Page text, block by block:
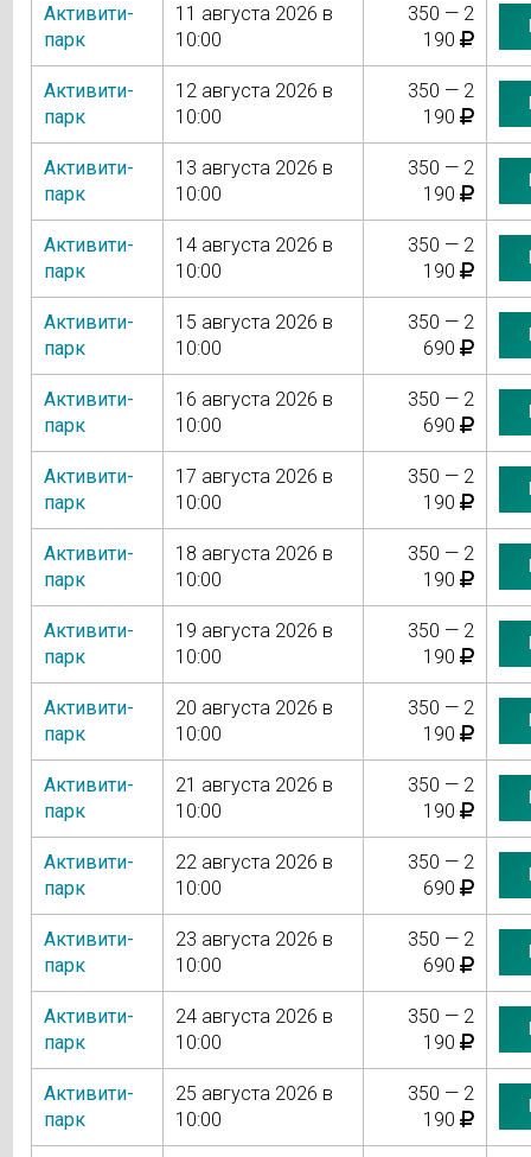
Активити-
парк
11 августа 2026 в
10:00
350 — 2
190
Активити-
парк
12 августа 2026 в
10:00
350 — 2
190
Активити-
парк
13 августа 2026 в
10:00
350 — 2
190
Активити-
парк
14 августа 2026 в
10:00
350 — 2
190
Активити-
парк
15 августа 2026 в
10:00
350 — 2
690
Активити-
парк
16 августа 2026 в
10:00
350 — 2
690
Активити-
парк
17 августа 2026 в
10:00
350 — 2
190
Активити-
парк
18 августа 2026 в
10:00
350 — 2
190
Активити-
парк
19 августа 2026 в
10:00
350 — 2
190
Активити-
парк
20 августа 2026 в
10:00
350 — 2
190
Активити-
парк
21 августа 2026 в
10:00
350 — 2
190
Активити-
парк
22 августа 2026 в
10:00
350 — 2
690
Активити-
парк
23 августа 2026 в
10:00
350 — 2
690
Активити-
парк
24 августа 2026 в
10:00
350 — 2
190
Активити-
парк
25 августа 2026 в
10:00
350 — 2
190